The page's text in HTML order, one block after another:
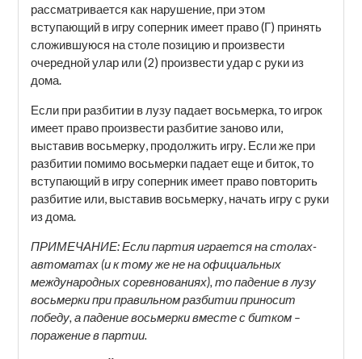
рассматривается как нарушение, при этом
вступающий в игру соперник имеет право (Г) принять
сложившуюся на столе позицию и произвести
очередной улар или (2) произвести удар с руки из
дома.
Если при разбитии в лузу падает восьмерка, то игрок
имеет право произвести разбитие заново или,
выставив восьмерку, продолжить игру. Если же при
разбитии помимо восьмерки падает еще и биток, то
вступающий в игру соперник имеет право повторить
разбитие или, выставив восьмерку, начать игру с руки
из дома.
ПРИМЕЧАНИЕ: Если партия играется на столах-
автоматах (и к тому же не на официальных
международных соревнованиях), то падение в лузу
восьмерки при правильном разбитии приносит
победу, а падение восьмерки вместе с битком –
поражение в партии.